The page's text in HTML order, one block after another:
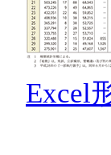
Excel